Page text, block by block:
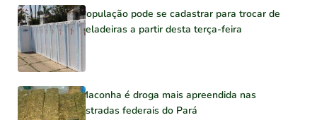
População pode se cadastrar para trocar de
geladeiras a partir desta terça-feira
Maconha é droga mais apreendida nas
estradas federais do Pará